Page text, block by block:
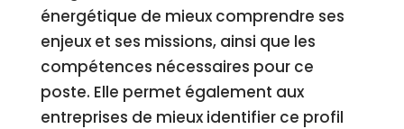
énergétique de mieux comprendre ses
enjeux et ses missions, ainsi que les
compétences nécessaires pour ce
poste. Elle permet également aux
entreprises de mieux identifier ce profil